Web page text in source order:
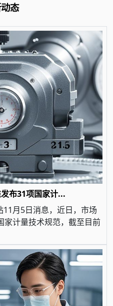
态
布31项国家计...
月5日消息，近日，市场
家计量技术规范，截至目前